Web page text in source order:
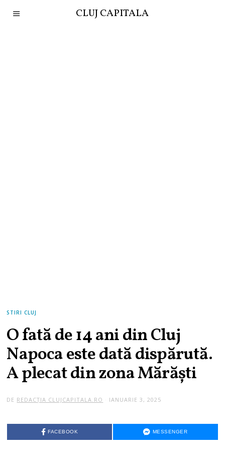
CLUJ CAPITALA
STIRI CLUJ
O fată de 14 ani din Cluj
Napoca este dată dispărută.
A plecat din zona Mărăști
DE REDACȚIA CLUJCAPITALA.RO IANUARIE 3, 2025
FACEBOOK MESSENGER